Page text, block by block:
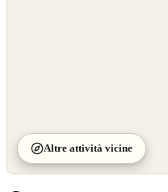
Altre attività vicine